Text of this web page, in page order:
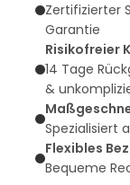
Zertifizierter
Garantie
Risikofreier
14 Tage
&
Spezialisiert
Flexibles
Bequeme